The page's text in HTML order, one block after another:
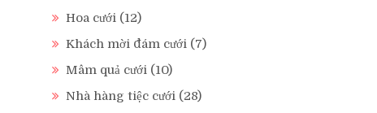
Hoa cưới (12)
Khách mời đám cưới (7)
Mâm quả cưới (10)
Nhà hàng tiệc cưới (28)